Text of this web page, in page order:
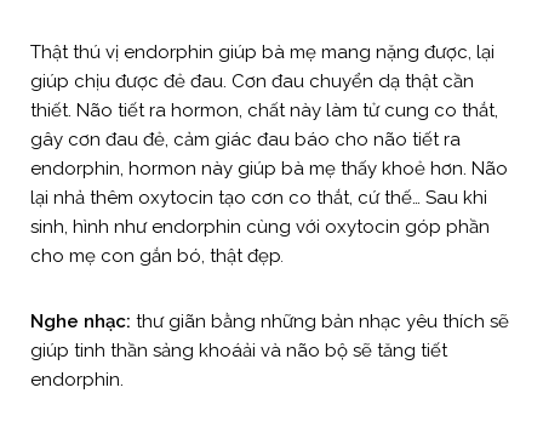
Thật thú vị endorphin giúp bà mẹ mang nặng được, lại
giúp chịu được đẻ đau. Cơn đau chuyển dạ thật cần
thiết. Não tiết ra hormon, chất này làm tử cung co thắt,
gây cơn đau đẻ, cảm giác đau báo cho não tiết ra
endorphin, hormon này giúp bà mẹ thấy khoẻ hơn. Não
lại nhả thêm oxytocin tạo cơn co thắt, cứ thế… Sau khi
sinh, hình như endorphin cùng với oxytocin góp phần
cho mẹ con gắn bó, thật đẹp.
Nghe nhạc: thư giãn bằng những bản nhạc yêu thích sẽ
giúp tinh thần sảng khoáải và não bộ sẽ tăng tiết
endorphin.